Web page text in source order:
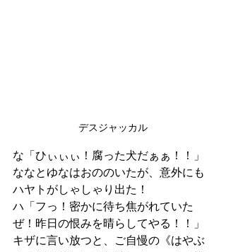
デスジャッカル
な「ひぃぃぃ！腐った犬だぁぁ！！」
ななとゆなはおののいたが、意外にも
ハヤトがしゃしゃり出た！
ハ「フっ！密かに待ち焦がれていた
ぜ！昨日の恨みを晴らしてやる！！」
キザに言い放つと、ご自慢の《はやぶ